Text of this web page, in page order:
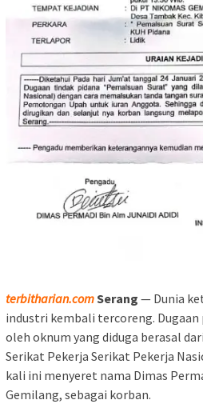
terbitharian.comSerang — Dunia
industri kembali tercoreng.
oleh oknum yang diduga berasal
Serikat Pekerja Serikat Pekerja
kali ini menyeret nama Dimas
Gemilang, sebagai korban.